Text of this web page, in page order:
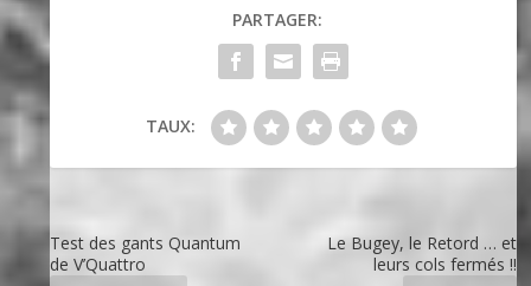
PARTAGER:
TAUX:
Test des gants Quantum
de V’Quattro
Le Bugey, le Retord … et
leurs cols fermés !!